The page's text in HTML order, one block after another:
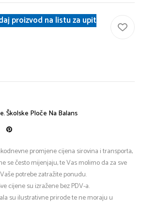
proizvod na listu za upit
,Školske Ploče Na Balans
promjene cijena sirovina i transporta,
se često mijenjaju, te Vas molimo da za sve
Vaše potrebe zatražite ponudu.
cijene su izražene bez PDV-a.
su ilustrativne prirode te ne moraju u